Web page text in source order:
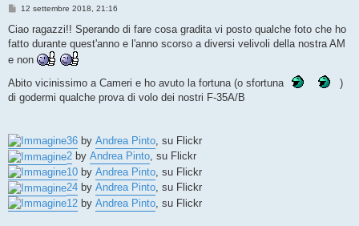
M
s
a
g
o
12 settembre 2018, 21:16
Ciao ragazzi!! Sperando di fare cosa gradita vi posto qualche foto che ho
fatto durante quest'anno e l'anno scorso a diversi velivoli della nostra AM
e non
Abito vicinissimo a Cameri e ho avuto la fortuna (o sfortuna
)
di godermi qualche prova di volo dei nostri F-35A/B
36 by Andrea Pinto , su Flickr
2 by Andrea Pinto, su Flickr
10 by Andrea Pinto , su Flickr
24 by Andrea Pinto, su Flickr
12 by Andrea Pinto , su Flickr